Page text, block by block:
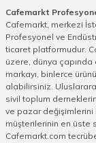
Cafemarkt
Cafemarkt, merkezi
Profesyonel ve
ticaret platformudur.
üzere, dünya
markayı, binlerce
alabilirsiniz.
sivil toplum
ve pazar değişimlerini
müşterilerinin en üste
Cafemarkt.com